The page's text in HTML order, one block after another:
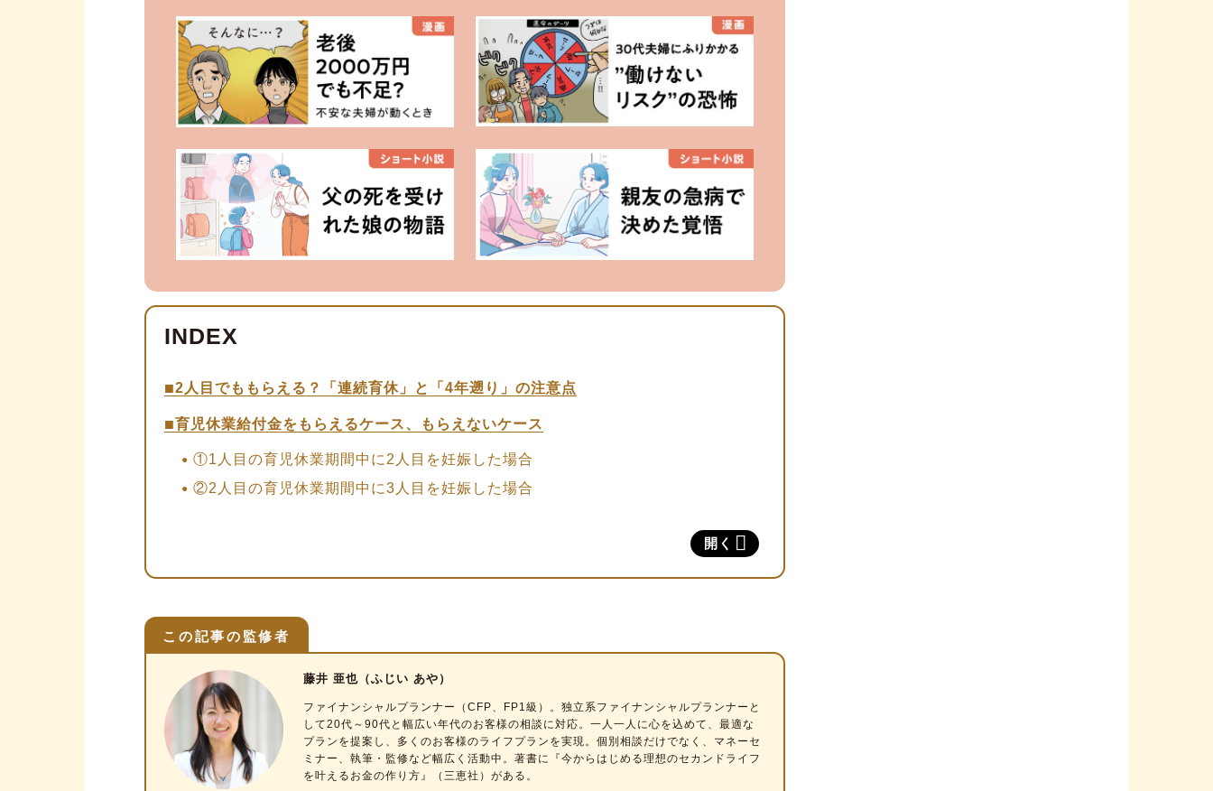
開く
2人目でももらえる？「連続育休」と「4年遡り」の注意点
育児休業給付金をもらえるケース、もらえないケース
①1人目の育児休業期間中に2人目を妊娠した場合
②2人目の育児休業期間中に3人目を妊娠した場合
加入している医療保険の先進医療特約を活用する
そもそも育児休業給付金とは？しくみを簡単に解説
育休を延長する場合の注意点
育休を延長したら、育児休業給付金の支給額はどうなる？
育児休業給付金以外の給付金
この記事の監修者
藤井 亜也（ふじい あや）
ファイナンシャルプランナー
（CFP、FP1級）。独立系ファイナンシャルプランナーと
して20代～90代と幅広い年代のお客様の相談に対応。一人一人に心を込めて、最適な
プランを提案し、多くのお客様のライフプランを実現。個別相談だけでなく、マネーセ
ミナー、執筆・監修など幅広く活動中。著書に『今からはじめる理想のセカンドライフ
を叶えるお金の作り方』（三恵社）がある。